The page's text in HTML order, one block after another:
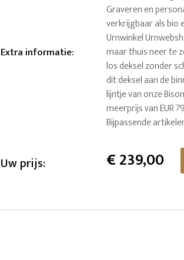
Extra informatie:
Graveren en
verkrijgbaar als bio
Urnwinkel
maar thuis neer te
los deksel zonder
dit deksel aan de
lijntje van onze
meerprijs van EUR
Bijpassende
Uw prijs: €239,00